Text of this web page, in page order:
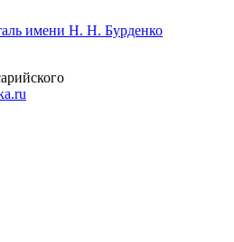
имени Н. Н. Бурденко